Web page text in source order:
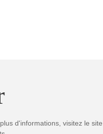
d'informations, visitez le